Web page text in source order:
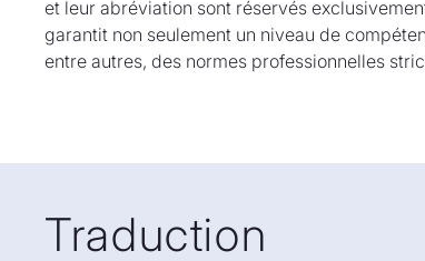
et leur abréviation sont réservés
garantit non seulement un niveau de
entre autres, des normes professionnelles
Traduction